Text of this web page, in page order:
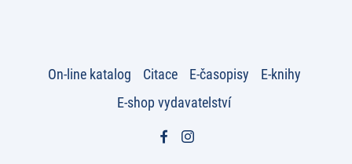
On-line katalog Citace E-časopisy
E-knihy
E-shop vydavatelství